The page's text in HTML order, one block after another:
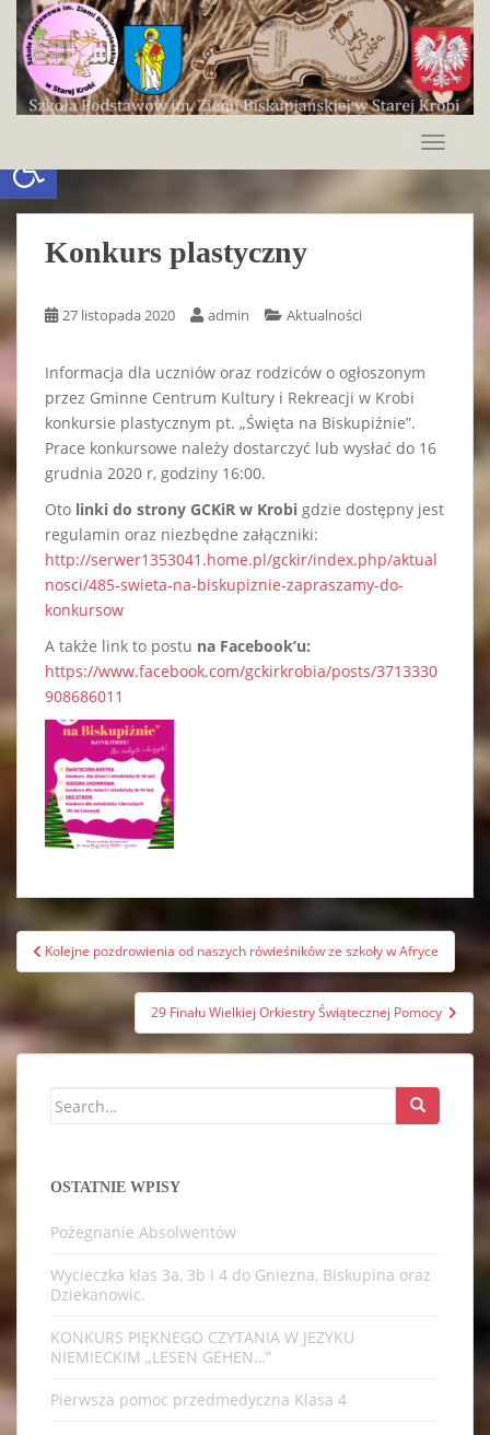
n
c
o
n
t
t
Konkurs plastyczny
27 listopada 2020 admin Aktualności
Informacja dla uczniów oraz rodziców o ogłoszonym
przez Gminne Centrum Kultury i Rekreacji w Krobi
konkursie plastycznym pt. „Święta na Biskupiźnie”.
Prace konkursowe należy dostarczyć lub wysłać do 16
grudnia 2020 r, godziny 16:00.
Oto linki do strony GCKiR w Krobi gdzie dostępny jest
regulamin oraz niezbędne załączniki:
http://serwer1353041.home.pl/gckir/index.php/aktual
nosci/485-swieta-na-biskupiznie-zapraszamy-do-
konkursow
A także link to postu na Facebook’u:
https://www.facebook.com/gckirkrobia/posts/3713330
908686011
Nawigacja
wpisu
Kolejne pozdrowienia od naszych rówieśników ze szkoły w Afryce
29 Finału Wielkiej Orkiestry Świątecznej Pomocy
Search
OSTATNIE WPISY
Pożegnanie Absolwentów
Wycieczka klas 3a, 3b i 4 do Gniezna, Biskupina oraz
Dziekanowic.
KONKURS PIĘKNEGO CZYTANIA W JEZYKU
NIEMIECKIM „LESEN GEHEN…”
Pierwsza pomoc przedmedyczna Klasa 4